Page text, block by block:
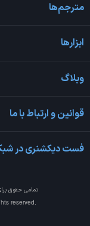
مترجم‌ها
ابزارها
وبلاگ
قوانین و ارتباط با ما
فست دیکشنری در
تمامی حقوق
reserved.